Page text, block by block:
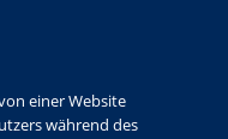
einer Website
während des